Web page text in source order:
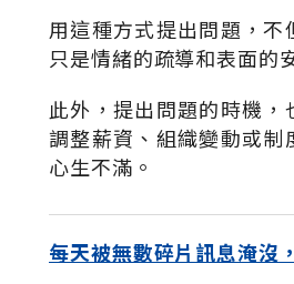
用這種方式提出問題，
只是情緒的疏導和表面的
此外，提出問題的時機
調整薪資、組織變動或
心生不滿。
每天被無數碎片訊息淹沒